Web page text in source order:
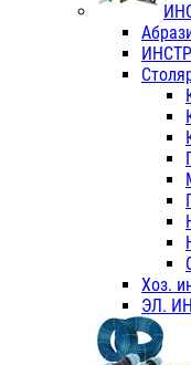
Хоз.
ЭЛ.